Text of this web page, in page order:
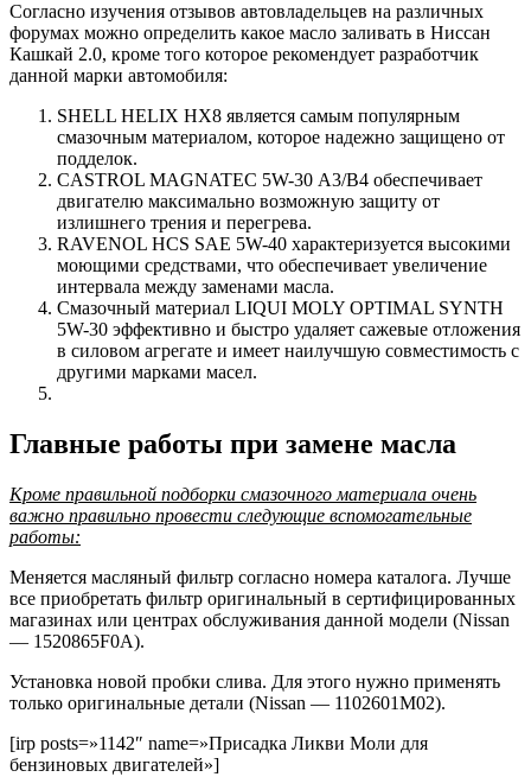
Согласно изучения отзывов автовладельцев на различных
форумах можно определить какое масло заливать в Ниссан
Кашкай 2.0, кроме того которое рекомендует разработчик
данной марки автомобиля:
SHELL HELIX HX8 является самым популярным
смазочным материалом, которое надежно защищено от
подделок.
CASTROL MAGNATEC 5W-30 А3/В4 обеспечивает
двигателю максимально возможную защиту от
излишнего трения и перегрева.
RAVENOL HCS SAE 5W-40 характеризуется высокими
моющими средствами, что обеспечивает увеличение
интервала между заменами масла.
Смазочный материал LIQUI MOLY OPTIMAL SYNTH
5W-30 эффективно и быстро удаляет сажевые отложения
в силовом агрегате и имеет наилучшую совместимость с
другими марками масел.
Главные работы при замене масла
Кроме правильной подборки смазочного материала очень
важно правильно провести следующие вспомогательные
работы:
Меняется масляный фильтр согласно номера каталога. Лучше
все приобретать фильтр оригинальный в сертифицированных
магазинах или центрах обслуживания данной модели (Nissan
— 1520865F0A).
Установка новой пробки слива. Для этого нужно применять
только оригинальные детали (Nissan — 1102601M02).
[irp posts=»1142″ name=»Присадка Ликви Моли для
бензиновых двигателей»]